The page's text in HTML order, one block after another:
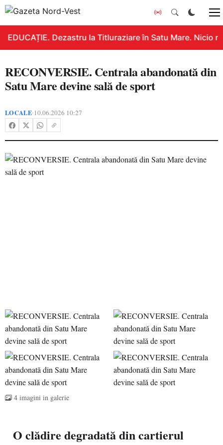
EDUCAȚIE. Dezastru la Titluraziare în Satu Mare. Nicio
RECONVERSIE. Centrala abandonată din
Satu Mare devine sală de sport
LOCALE•10.06.2026 10:27
4 imagini in galerie
O clădire degradată din cartierul